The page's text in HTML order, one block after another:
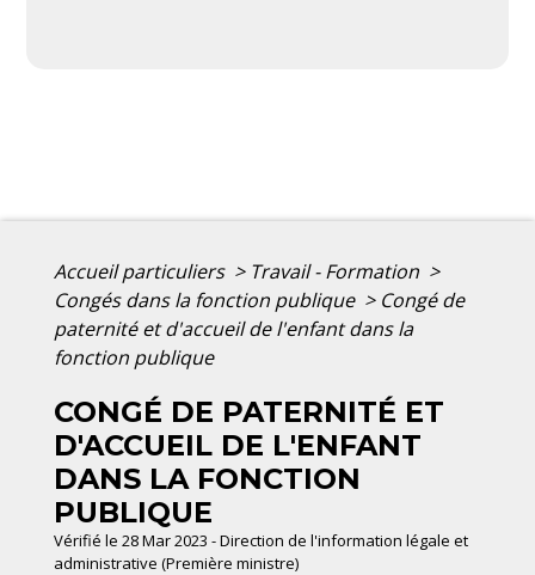
Accueil particuliers > Travail - Formation >
Congés dans la fonction publique > Congé de
paternité et d'accueil de l'enfant dans la
fonction publique
CONGÉ DE PATERNITÉ ET
D'ACCUEIL DE L'ENFANT
DANS LA FONCTION
PUBLIQUE
Vérifié le 28 Mar 2023 - Direction de l'information légale et
administrative (Première ministre)